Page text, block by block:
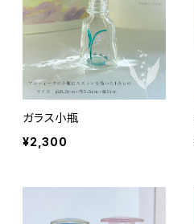
ガラス小瓶
¥2,300